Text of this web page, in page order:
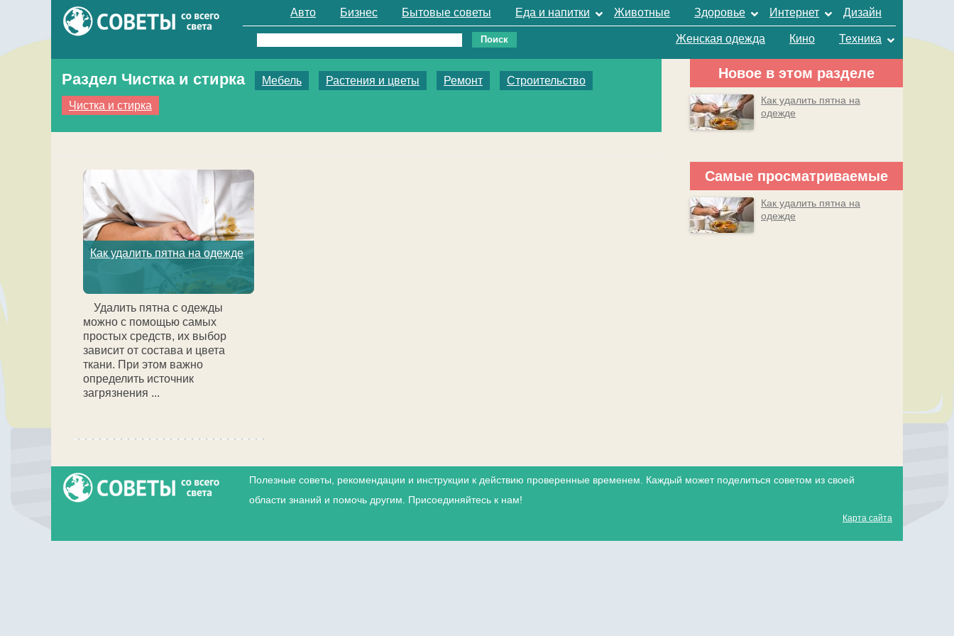
Авто Бизнес Бытовые советы Еда и напитки Животные Здоровье Интернет Дизайн
Женская одежда Кино Техника
Найти:
Раздел Чистка и стирка Мебель Растения и цветы Ремонт Строительство
Чистка и стирка
Как удалить пятна на одежде
Удалить пятна с одежды
можно с помощью самых
простых средств, их выбор
зависит от состава и цвета
ткани. При этом важно
определить источник
загрязнения ...
Новое в этом разделе
Как удалить пятна на
одежде
Самые просматриваемые
Как удалить пятна на
одежде
Полезные советы, рекомендации и инструкции к действию проверенные временем. Каждый может поделиться советом из своей
области знаний и помочь другим. Присоединяйтесь к нам!
Карта сайта